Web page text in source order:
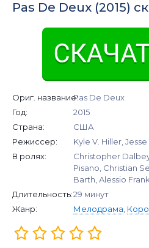
Pas De Deux (2015)
Ориг. название:Pas De Deux
Год:
2015
Страна:
США
Режиссер:
Kyle V. Hiller,
В ролях:
Christopher
Pisano, Christian
Barth, Alessio
Длительность:29 минут
Жанр:
Мелодрама